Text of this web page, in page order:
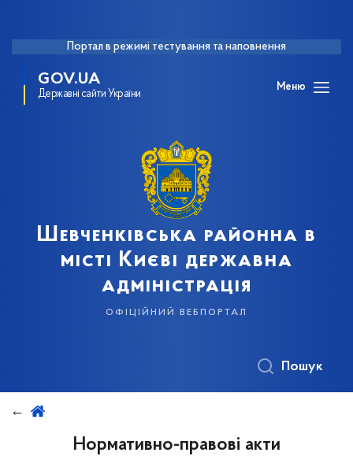
Портал в режимі тестування та наповнення
GOV.UA
Державні сайти України
Меню
Шевченківська районна в
місті Києві державна
адміністрація
офіційний вебпортал
Пошук
Нормативно-правові акти